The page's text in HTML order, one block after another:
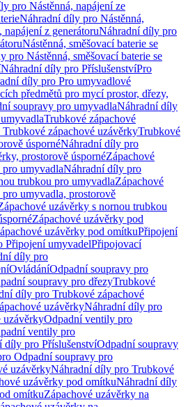
pro Nástěnná, napájení ze
Náhradní díly pro Nástěnná,
napájení z generátoruNáhradní díly pro
Nástěnná, směšovací baterie se
pro Nástěnná, směšovací baterie se
Náhradní díly pro PříslušenstvíPro
díly pro Pro umyvadlové
předmětů pro mycí prostor, dřezy,
soupravy pro umyvadlaNáhradní díly
Trubkové zápachové
zápachové uzávěrkyTrubkové
úspornéNáhradní díly pro
prostorově úspornéZápachové
umyvadlaNáhradní díly pro
trubkou pro umyvadlaZápachové
umyvadla, prostorově
uzávěrky s nornou trubkou
Zápachové uzávěrky pod
uzávěrky pod omítkuPřipojení
Připojení umyvadelPřipojovací
díly pro
OvládáníOdpadní soupravy pro
soupravy pro dřezyTrubkové
díly pro Trubkové zápachové
uzávěrkyNáhradní díly pro
uzávěrkyOdpadní ventily pro
ventily pro
díly pro PříslušenstvíOdpadní soupravy
Odpadní soupravy pro
uzávěrkyNáhradní díly pro Trubkové
uzávěrky pod omítkuNáhradní díly
omítkuZápachové uzávěrky na